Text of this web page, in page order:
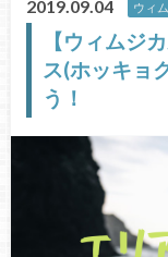
2019.09.04 ウィ
【ウィムジ
ス(ホッキョ
う！